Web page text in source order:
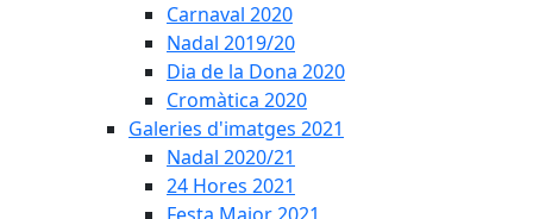
Carnaval 2020
Nadal 2019/20
Dia de la Dona 2020
Cromàtica 2020
Galeries d'imatges 2021
Nadal 2020/21
24 Hores 2021